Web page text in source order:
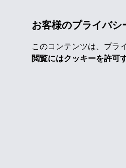
お客様のプライバ
このコンテンツは、プラ
閲覧にはクッキーを許可